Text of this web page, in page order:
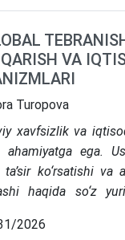
VA
Turopova
xavfsizlik va
ahamiyatga ega.
ta’sir ko‘rsatishi
haqida so‘z
statistik
2026